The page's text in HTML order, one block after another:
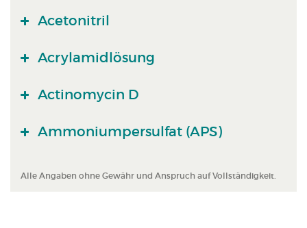
Acetonitril
Acrylamidlösung
Actinomycin D
Ammoniumpersulfat (APS)
Alle Angaben ohne Gewähr und Anspruch auf Vollständigkeit.